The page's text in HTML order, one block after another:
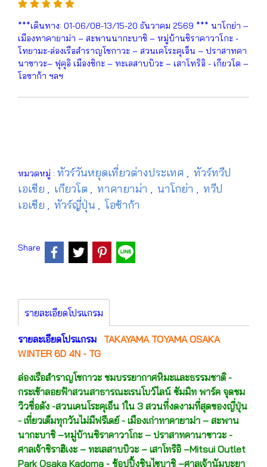
***เดินทาง: 01-06/08-13/15-20 ธันวาคม 2569 *** นาโกย่า –
เมืองทาคายาม่า – สะพานนากะบาชิ – หมู่บ้านชิราคาวาโกะ -
โทยามะ-ล่องเรือสำราญโชกาวะ – สวนเคโระคุเอ็น – ปราสาทคา
นาซาวะ– ฟุคุอิ เมืองชิกะ – ทะเลสาบบิวะ – เสาโทริอิ - เกียวโต –
โอซาก้า ฯลฯ
หมวดหมู่ : ทัวร์วันหยุดเที่ยวต่างประเทศ , ทัวร์ทวีป
เอเชีย , เกียวโต , ทาคายาม่า , นาโกย่า , ทวีป
เอเชีย , ทัวร์ญี่ปุ่น , โอซ้าก้า
Share
รายละเอียดโปรแกรม
รายละเอียดโปรแกรม
TAKAYAMA TOYAMA OSAKA
WINTER 6D 4N - TG
ล่องเรือสำราญโชกาวะ ชมบรรยากาศหิมะและธรรมชาติ -
กระเช้าลอยฟ้าสวนสาธารณะเรนโบว์ไลน์ ซัมมิท พาร์ค จุดชม
วิวชื่อดัง -สวนเคนโระคุเอ็น 1ใน 3 สวนที่งดงามที่สุดของญี่ปุ่น
- เที่ยวเต็มทุกวันไม่มีฟรีเดย์ - เมืองเก่าทาคายาม่า – สะพาน
นากะบาชิ –หมู่บ้านชิราคาวาโกะ – ปราสาทคานาซาวะ -
ศาลเจ้าชิราฮิเงะ – ทะเลสาบบิวะ – เสาโทริอิ –Mitsui Outlet
Park Osaka Kadoma - ช้อปปิ้งชินไซบาชิ –ศาลเจ้านัมบะยา